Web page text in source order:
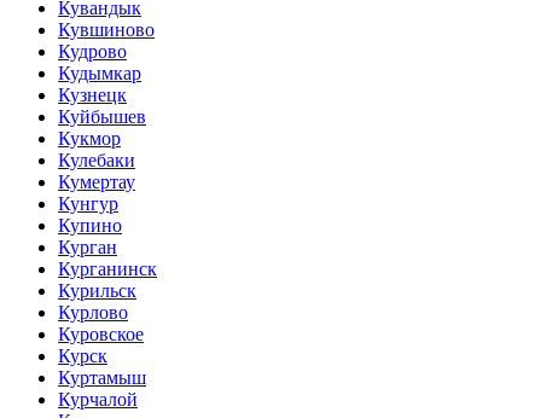
Кувандык
Кувшиново
Кудрово
Кудымкар
Кузнецк
Куйбышев
Кукмор
Кулебаки
Кумертау
Кунгур
Купино
Курган
Курганинск
Курильск
Курлово
Куровское
Курск
Куртамыш
Курчалой